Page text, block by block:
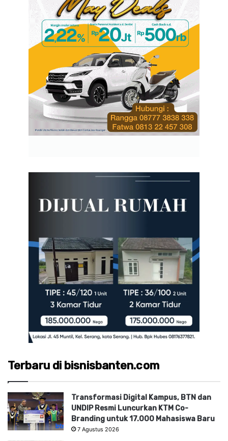
Terbaru di bisnisbanten.com
Transformasi Digital Kampus, BTN dan
UNDIP Resmi Luncurkan KTM Co-
Branding untuk 17.000 Mahasiswa Baru
7 Agustus 2026